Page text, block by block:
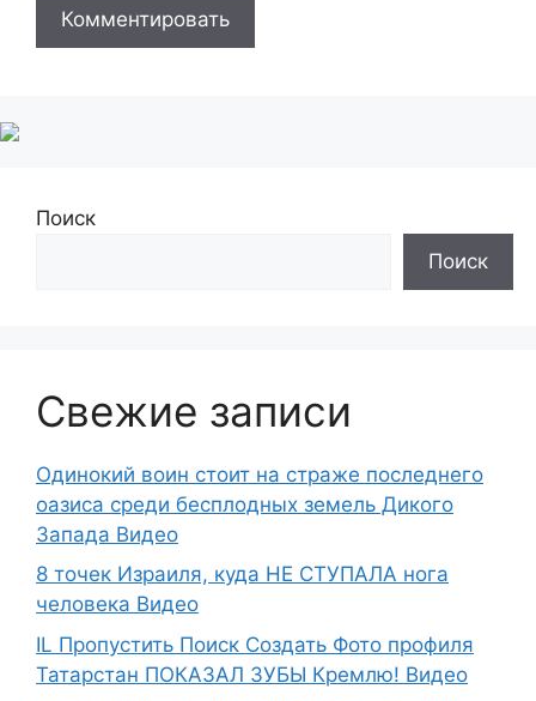
Поиск
Поиск
Свежие записи
Одинокий воин стоит на страже последнего
оазиса среди бесплодных земель Дикого
Запада Видео
8 точек Израиля, куда НЕ СТУПАЛА нога
человека Видео
IL Пропустить Поиск Создать Фото профиля
Татарстан ПОКАЗАЛ ЗУБЫ Кремлю! Видео